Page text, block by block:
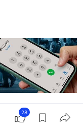
反詐騙協調中心
28